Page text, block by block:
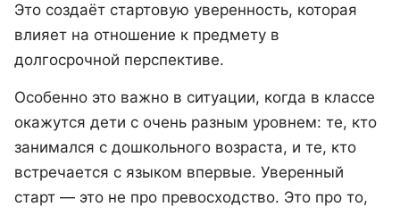
Это создаёт стартовую уверенность, которая
влияет на отношение к предмету в
долгосрочной перспективе.
Особенно это важно в ситуации, когда в классе
окажутся дети с очень разным уровнем: те, кто
занимался с дошкольного возраста, и те, кто
встречается с языком впервые. Уверенный
старт — это не про превосходство. Это про то,